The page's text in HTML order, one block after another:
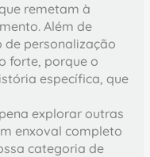
remetam à
Além de
de personalização
forte, porque o
específica, que
explorar outras
enxoval completo
categoria de